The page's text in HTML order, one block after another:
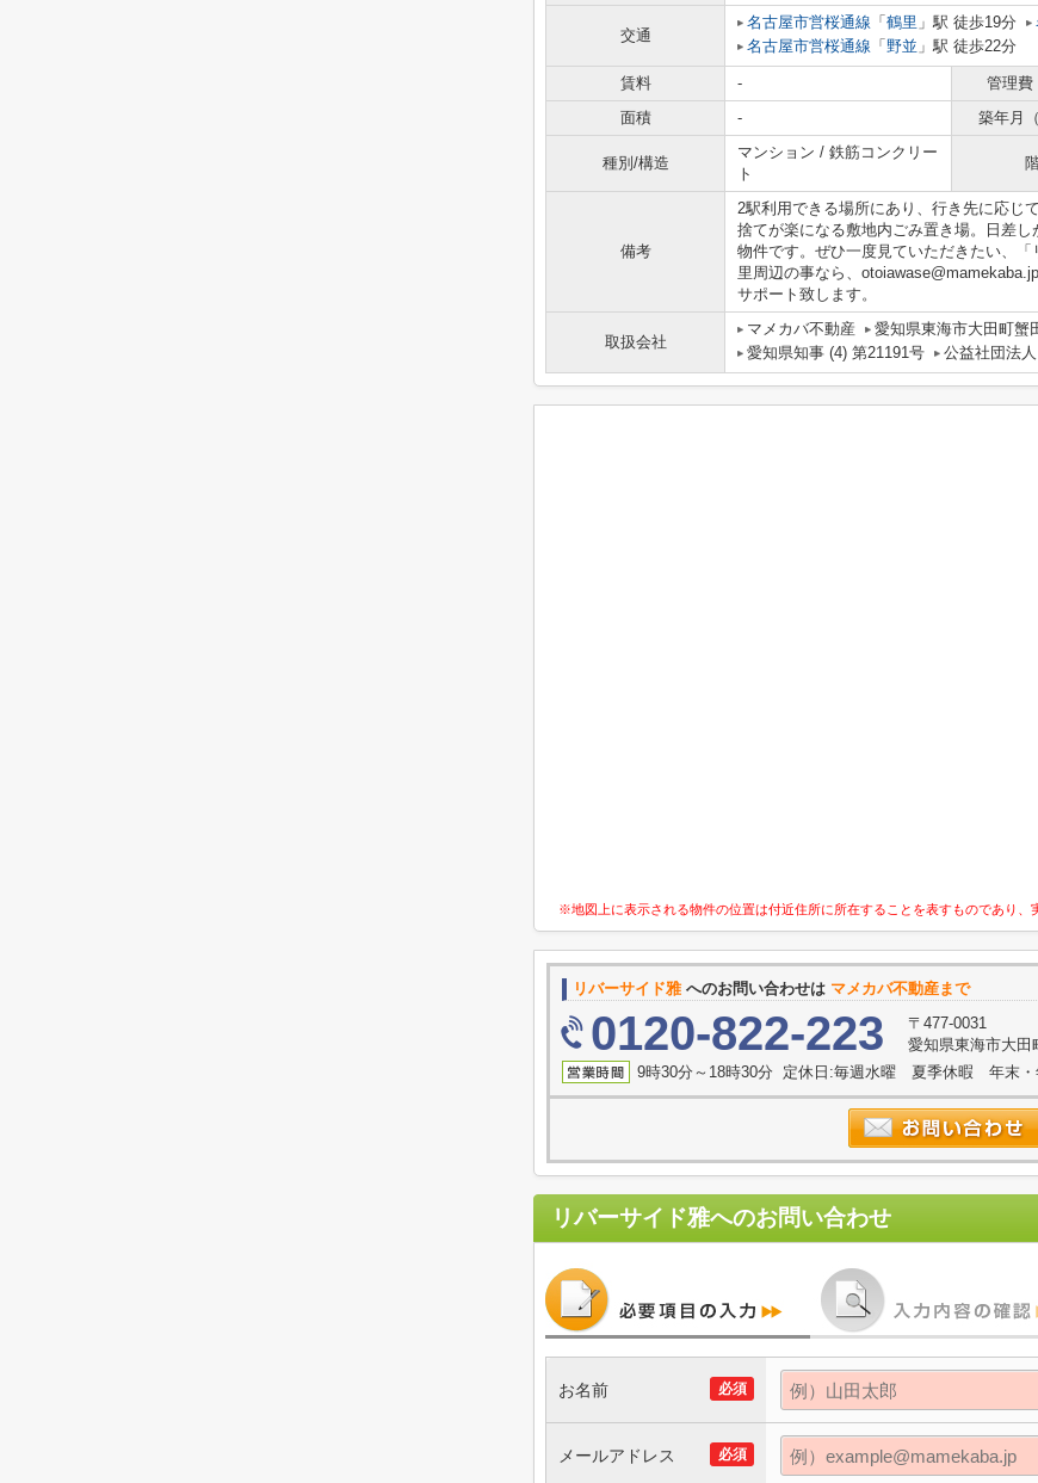
交通
名古屋市営桜通線 「 鶴里 」駅 徒歩19分
名古屋市営桜通線 「 野並 」駅 徒歩22分
賃料 - 管理費
面積
- 築年月
種別/構造
マンション / 鉄筋コンクリー
ト
備考
2駅利用できる場所にあり、行き先に応じ
捨てが楽になる敷地内ごみ置き場。日差
物件です。ぜひ一度見ていただきたい、
里周辺の事なら、
サポート致します。
取扱会社
マメカバ不動産 愛知県東海市大田町蟹
愛知県知事 (4) 第21191号
公益社団法
※地図上に表示される物件の位置は付近住所に所在することを表すものであり、
リバーサイド雅へのお問い合わせは マメカバ不動産まで
0120-822-223
〒477-0031
愛知県東海市大田
9時30分～18時30分 定休日:毎週水曜 夏季休暇 年末・
リバーサイド雅へのお問い合わせ
必須
お名前
必須
メールアドレス